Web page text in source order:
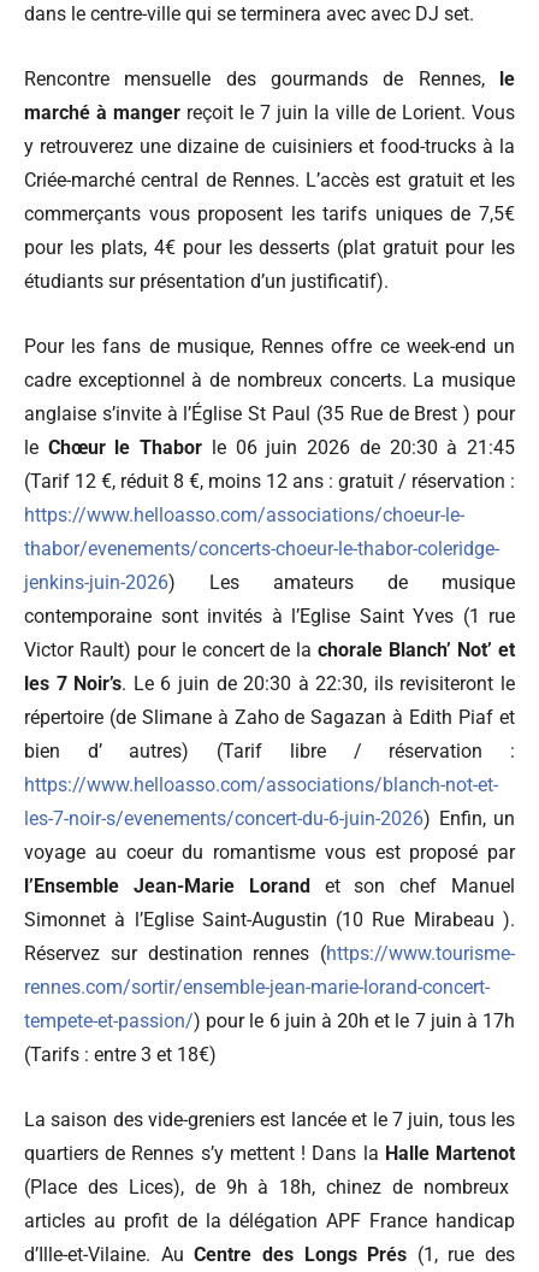
dans le centre-ville qui se terminera avec avec DJ set.
Rencontre mensuelle des gourmands de Rennes,le
marché à manger reçoit le 7 juin la ville de Lorient. Vous
y retrouverez une dizaine de cuisiniers et food-trucks à la
Criée-marché central de Rennes. L’accès est gratuit et les
commerçants vous proposent les tarifs uniques de 7,5€
pour les plats, 4€ pour les desserts (plat gratuit pour les
étudiants sur présentation d’un justificatif).
Pour les fans de musique, Rennes offre ce week-end un
cadre exceptionnel à de nombreux concerts. La musique
anglaise s’invite à l’Église St Paul (35 Rue de Brest ) pour
le Chœur le Thabor le 06 juin 2026 de 20:30 à 21:45
(Tarif 12 €, réduit 8 €, moins 12 ans : gratuit / réservation :
https://www.helloasso.com/associations/choeur-le-
thabor/evenements/concerts-choeur-le-thabor-coleridge-
jenkins-juin-2026) Les amateurs de musique
contemporaine sont invités à l’Eglise Saint Yves (1 rue
Victor Rault) pour le concert de lachorale Blanch’ Not’ et
les 7 Noir’s. Le 6 juin de 20:30 à 22:30, ils revisiteront le
répertoire (de Slimane à Zaho de Sagazan à Edith Piaf et
bien d’ autres) (Tarif libre / réservation :
https://www.helloasso.com/associations/blanch-not-et-
les-7-noir-s/evenements/concert-du-6-juin-2026) Enfin, un
voyage au coeur du romantisme vous est proposé par
l’Ensemble Jean-Marie Lorandet son chef Manuel
Simonnet à l’Eglise Saint-Augustin (10 Rue Mirabeau ).
Réservez sur destination rennes (https://www.tourisme-
rennes.com/sortir/ensemble-jean-marie-lorand-concert-
tempete-et-passion/) pour le 6 juin à 20h et le 7 juin à 17h
(Tarifs : entre 3 et 18€)
La saison des vide-greniers est lancée et le 7 juin, tous les
quartiers de Rennes s’y mettent ! Dans la Halle Martenot
(Place des Lices), de 9h à 18h, chinez de nombreux
articles au profit de la délégation APF France handicap
d’Ille-et-Vilaine. AuCentre des Longs Prés (1, rue des